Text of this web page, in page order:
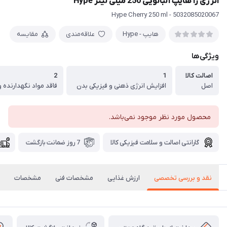
5032085020067 - Hype Cherry 250 ml
هایپ - Hype علاقه‌مندی مقایسه
ویژگی‌ها
اصالت کالا
اصل
1
افزایش انرژی ذهنی و فیزیکی بدن
2
محصول مورد نظر موجود نمی‌باشد.
گارانتی اصالت و سلامت فیزیکی کالا 7 روز ضمانت بازگشت
نقد و بررسی تخصصی ارزش غذایی مشخصات فنی مشخصات